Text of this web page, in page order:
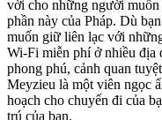
vời cho những người
phần này của Pháp. Dù
muốn giữ liên lạc với
Wi-Fi miễn phí ở nhiều
phong phú, cảnh quan
Meyzieu là một viên ngọc
hoạch cho chuyến đi của
trú của bạn.